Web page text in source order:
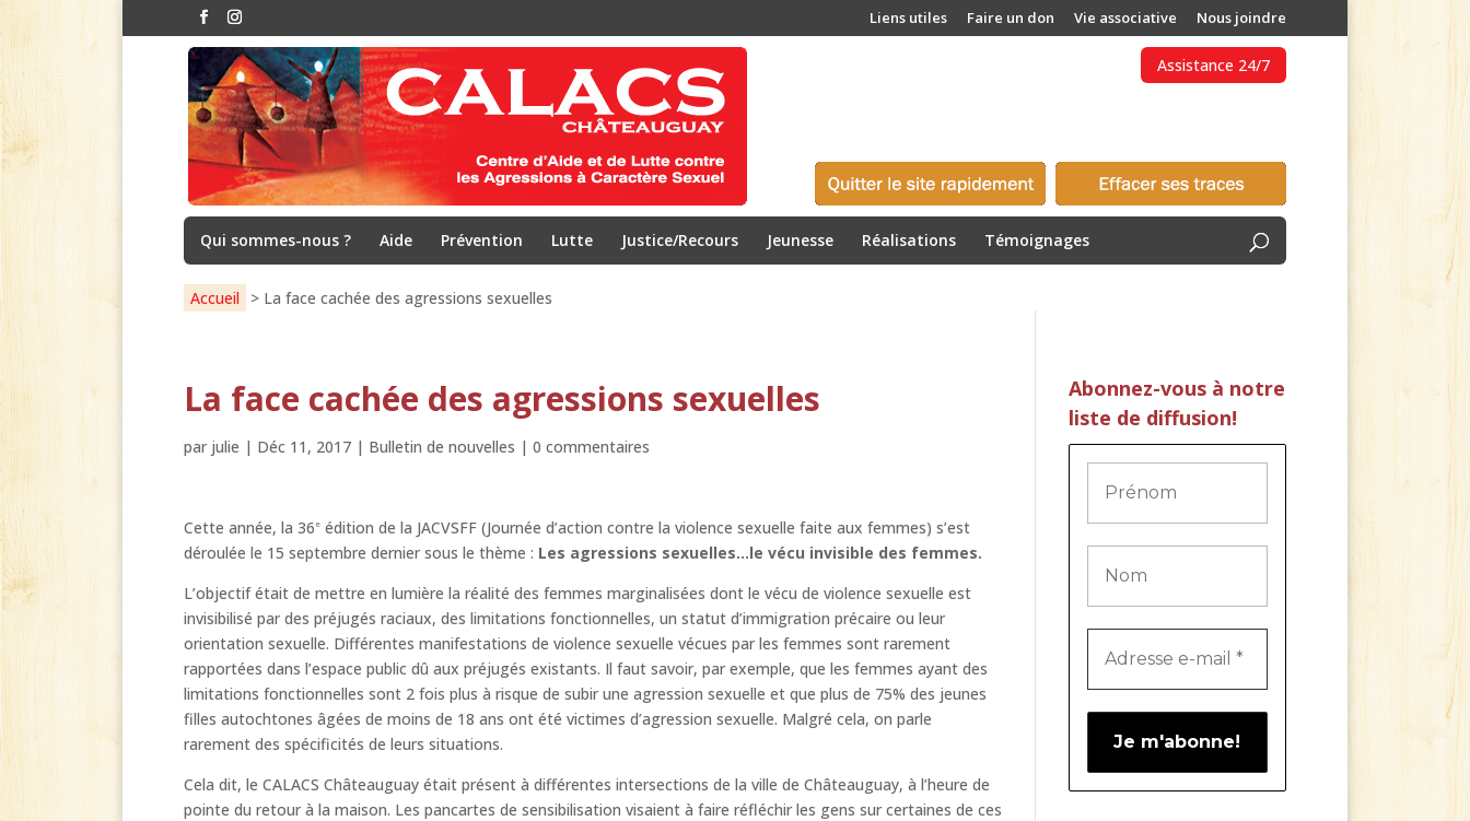
Liens utiles Faire un don Vie associative Nous joindre
Assistance 24/7
Qui sommes-nous ? Aide Prévention Lutte Justice/Recours Jeunesse Réalisations Témoignages
Accueil > La face cachée des agressions sexuelles
La face cachée des agressions sexuelles
par julie | Déc 11, 2017 | Bulletin de nouvelles | 0 commentaires
Cette année, la 36 e édition de la JACVSFF (Journée d’action contre la violence sexuelle faite aux femmes) s’est
déroulée le 15 septembre dernier sous le thème : Les agressions sexuelles…le vécu invisible des femmes.
L’objectif était de mettre en lumière la réalité des femmes marginalisées dont le vécu de violence sexuelle est
invisibilisé par des préjugés raciaux, des limitations fonctionnelles, un statut d’immigration précaire ou leur
orientation sexuelle. Différentes manifestations de violence sexuelle vécues par les femmes sont rarement
rapportées dans l’espace public dû aux préjugés existants. Il faut savoir, par exemple, que les femmes ayant des
limitations fonctionnelles sont 2 fois plus à risque de subir une agression sexuelle et que plus de 75% des jeunes
filles autochtones âgées de moins de 18 ans ont été victimes d’agression sexuelle. Malgré cela, on parle
rarement des spécificités de leurs situations.
Cela dit, le CALACS Châteauguay était présent à différentes intersections de la ville de Châteauguay, à l’heure de
pointe du retour à la maison. Les pancartes de sensibilisation visaient à faire réfléchir les gens sur certaines de ces
Abonnez-vous à notre
liste de diffusion!